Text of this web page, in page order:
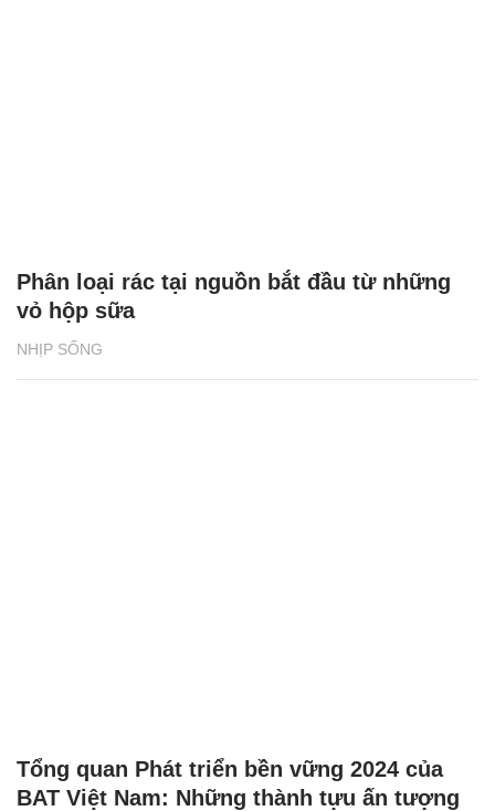
NHỊP SỐNG
Phân loại rác tại nguồn bắt đầu từ những
vỏ hộp sữa
Tổng quan Phát triển bền vững 2024 của
BAT Việt Nam: Những thành tựu ấn tượng